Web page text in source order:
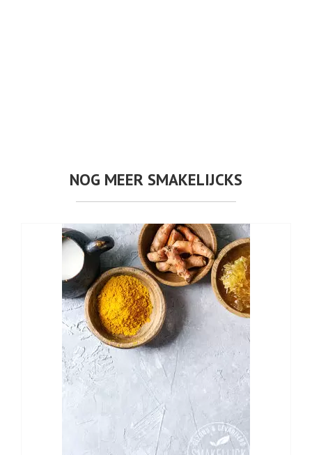
NOG MEER SMAKELIJCKS